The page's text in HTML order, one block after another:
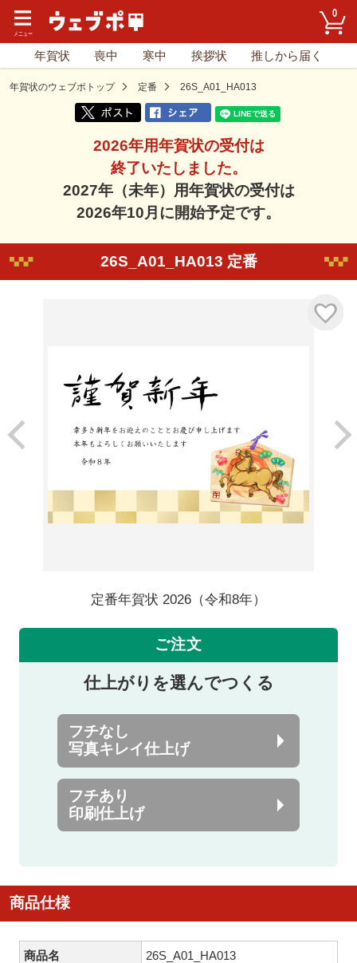
0
年賀状 喪中 寒中 挨拶状 推しから届く
年賀状のウェブポトップ 定番 26S_A01_HA013
2026年用年賀状の受付は
終了いたしました。
2027年（未年）用年賀状の受付は
2026年10月に開始予定です。
26S_A01_HA013 定番
定番年賀状 2026（令和8年）
ご注文
仕上がりを選んでつくる
フチなし
写真キレイ仕上げ
フチあり
印刷仕上げ
商品仕様
商品名 26S_A01_HA013